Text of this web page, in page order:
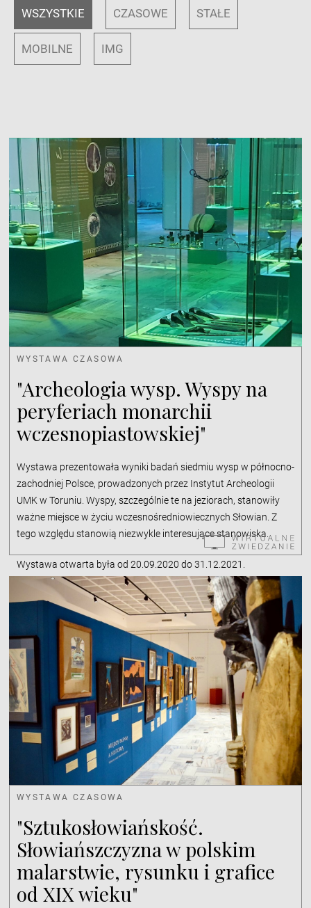
WSZYSTKIE CZASOWE STAŁE
MOBILNE IMG
WYSTAWA CZASOWA
"Archeologia wysp. Wyspy na
peryferiach monarchii
wczesnopiastowskiej"
Wystawa prezentowała wyniki badań siedmiu wysp w północno-
zachodniej Polsce, prowadzonych przez Instytut Archeologii
UMK w Toruniu. Wyspy, szczególnie te na jeziorach, stanowiły
ważne miejsce w życiu wczesnośredniowiecznych Słowian. Z
tego względu stanowią niezwykle interesujące stanowiska.
Wystawa otwarta była od 20.09.2020 do 31.12.2021.
WYSTAWA CZASOWA
"Sztukosłowiańskość.
Słowiańszczyzna w polskim
malarstwie, rysunku i grafice
od XIX wieku"